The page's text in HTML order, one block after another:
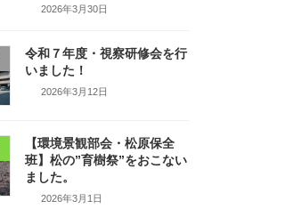
2026年3月30日
令和７年度・視察研修会を行
いました！
2026年3月12日
【環境景観部会・松原保全
班】松の”育樹祭”をおこない
ました。
2026年3月1日